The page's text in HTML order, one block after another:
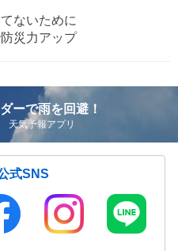
ないために
災力アップ
ーで雨を回避！
天気予報アプリ
式SNS